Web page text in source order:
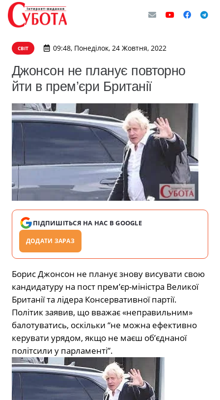
СВІТ 09:48, Понеділок, 24 Жовтня, 2022
Джонсон не планує повторно
йти в прем’єри Британії
ПІДПИШІТЬСЯ НА НАС В GOOGLE
ДОДАТИ ЗАРАЗ
Борис Джонсон не планує знову висувати свою
кандидатуру на пост прем’єр-міністра Великої
Британії та лідера Консервативної партії.
Політик заявив, що вважає «неправильним»
балотуватись, оскільки “не можна ефективно
керувати урядом, якщо не маєш об’єднаної
політсили у парламенті”.